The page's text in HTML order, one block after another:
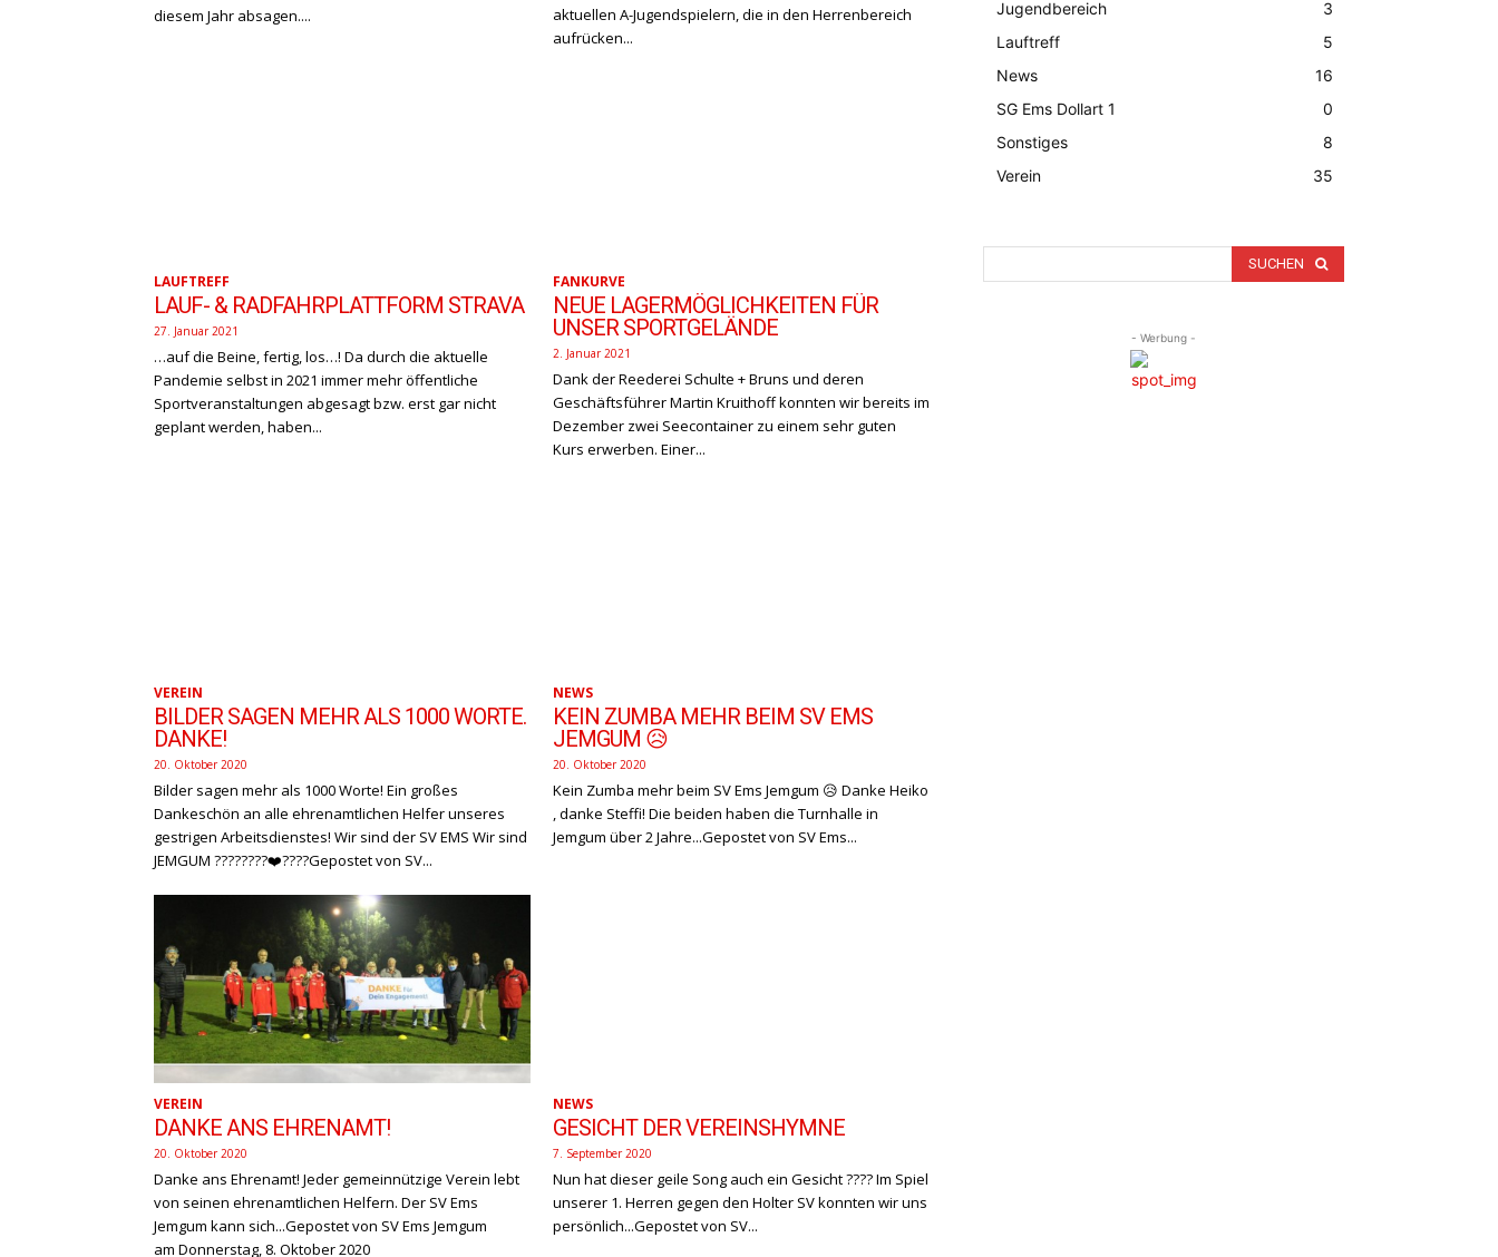
diesem Jahr absagen....
aktuellen A-Jugendspielern, die in den Herrenbereich
aufrücken...
LAUFTREFF
LAUF- & RADFAHRPLATTFORM STRAVA
27. Januar 2021
…auf die Beine, fertig, los…! Da durch die aktuelle
Pandemie selbst in 2021 immer mehr öffentliche
Sportveranstaltungen abgesagt bzw. erst gar nicht
geplant werden, haben...
FANKURVE
NEUE LAGERMÖGLICHKEITEN FÜR
UNSER SPORTGELÄNDE
2. Januar 2021
Dank der Reederei Schulte + Bruns und deren
Geschäftsführer Martin Kruithoff konnten wir bereits im
Dezember zwei Seecontainer zu einem sehr guten
Kurs erwerben. Einer...
VEREIN
BILDER SAGEN MEHR ALS 1000 WORTE.
DANKE!
20. Oktober 2020
Bilder sagen mehr als 1000 Worte! Ein großes
Dankeschön an alle ehrenamtlichen Helfer unseres
gestrigen Arbeitsdienstes! Wir sind der SV EMS Wir sind
JEMGUM ????????❤️????Gepostet von SV...
NEWS
KEIN ZUMBA MEHR BEIM SV EMS
JEMGUM 😥
20. Oktober 2020
Kein Zumba mehr beim SV Ems Jemgum 😥 Danke Heiko
, danke Steffi! Die beiden haben die Turnhalle in
Jemgum über 2 Jahre...Gepostet von SV Ems...
VEREIN
DANKE ANS EHRENAMT!
20. Oktober 2020
Danke ans Ehrenamt! Jeder gemeinnützige Verein lebt
von seinen ehrenamtlichen Helfern. Der SV Ems
Jemgum kann sich...Gepostet von SV Ems Jemgum
am Donnerstag, 8. Oktober 2020
NEWS
GESICHT DER VEREINSHYMNE
7. September 2020
Nun hat dieser geile Song auch ein Gesicht ???? Im Spiel
unserer 1. Herren gegen den Holter SV konnten wir uns
persönlich...Gepostet von SV...
Jugendbereich
3
Lauftreff
5
News
16
SG Ems Dollart 1
0
Sonstiges
8
Verein
35
SUCHEN
- Werbung -